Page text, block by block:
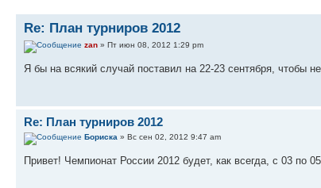
Re: План турниров 2012
zan » Пт июн 08, 2012 1:29 pm
Я бы на всякий случай поставил на 22-23 сентября, чтобы
Re: План турниров 2012
Бориска » Вс сен 02, 2012 9:47 am
Привет! Чемпионат России 2012 будет, как всегда, с 03 по